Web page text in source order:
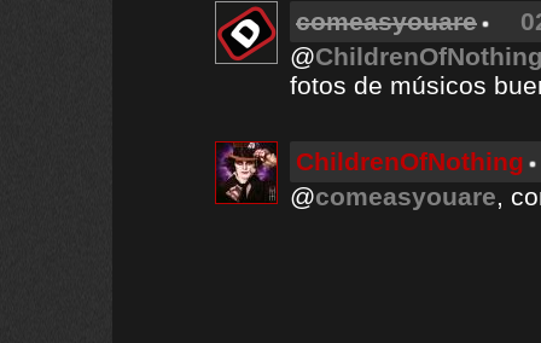
comeasyouare
@
fotos de músicos
ChildrenOfNothing
@comeasyouare,